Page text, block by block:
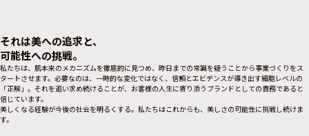
それは美への追求と、
可能性への挑戦。
私たちは、肌本来のメカニズムを徹底的に見つめ、 昨日までの常識を疑うことから事業づくりをス
タートさせます。 必要なのは、一時的な変化ではなく、信頼とエビデンスが導き出す細胞レベルの
「正解」。それを追い求め続けることが、 お客様の人生に寄り添うブランドとしての責務であると
信じています。
美しくなる経験が今後の社会を明るくする。 私たちはこれからも、美しさの可能性に挑戦し続けま
す。